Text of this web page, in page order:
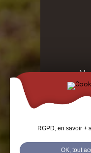
RGPD, en savoir +
OK, tout